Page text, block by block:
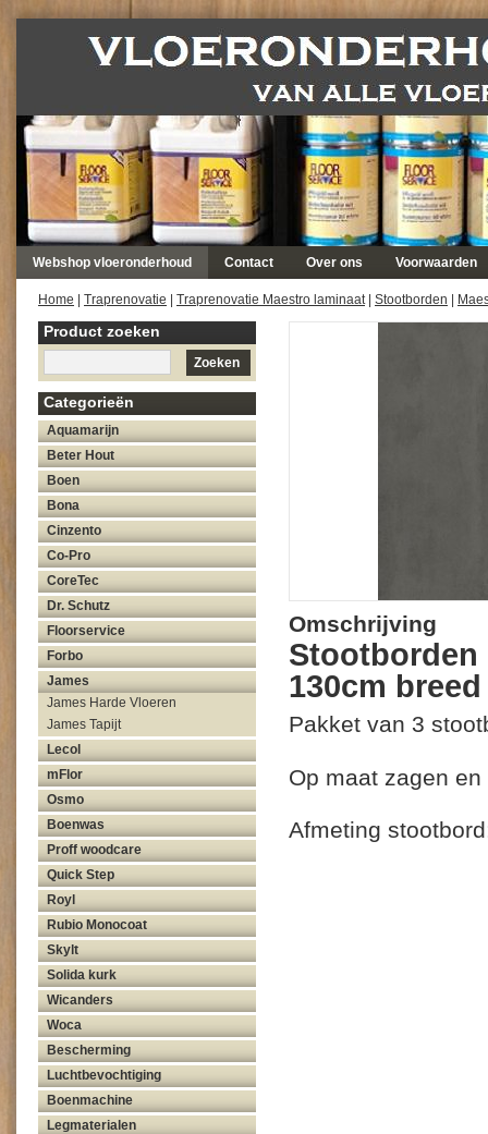
Webshop vloeronderhoud Contact Over ons Voorwaarden
Home Traprenovatie Traprenovatie Maestro laminaat| Stootborden
Product zoeken
Zoeken
Categorieën
Aquamarijn
Beter Hout
Boen
Bona
Cinzento
Co-Pro
CoreTec
Dr. Schutz
Floorservice
Forbo
James
James Harde Vloeren
James Tapijt
Lecol
mFlor
Osmo
Boenwas
Proff woodcare
Quick Step
Royl
Rubio Monocoat
Skylt
Solida kurk
Wicanders
Woca
Bescherming
Luchtbevochtiging
Boenmachine
Legmaterialen
Omschrijving
Stootborden
130cm
Pakket van 3
Op maat zagen
Afmeting